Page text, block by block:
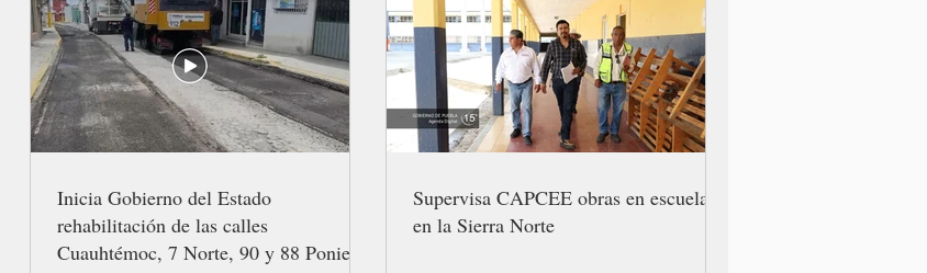
Inicia Gobierno del Estado
rehabilitación de las calles
Cuauhtémoc, 7 Norte, 90 y 88 Poniente
Supervisa CAPCEE obras en escuelas
en la Sierra Norte